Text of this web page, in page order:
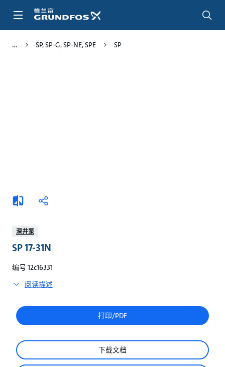
SP, SP-G, SP-NE, SPE SP
添
加
较
分
深井泵
SP 17-31N
编号 12c16331
阅读描述
打印/PDF
下载文档